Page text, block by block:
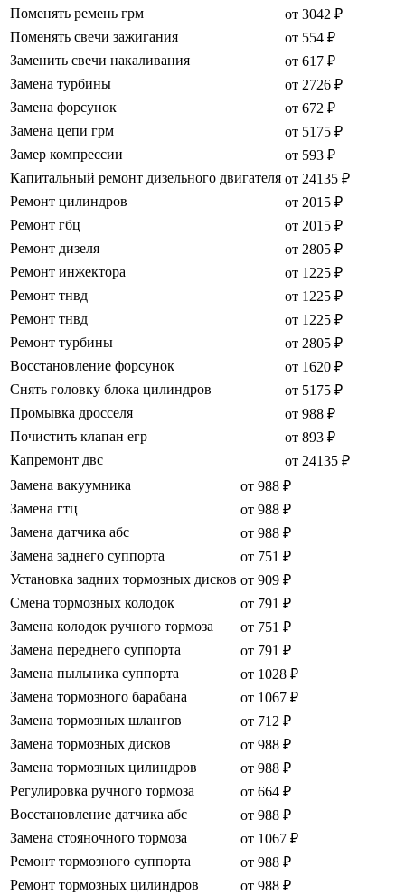
Поменять ремень грм
от 3042 ₽
Поменять свечи зажигания
от 554 ₽
Заменить свечи накаливания
от 617 ₽
Замена турбины
от 2726 ₽
Замена форсунок
от 672 ₽
Замена цепи грм
от 5175 ₽
Замер компрессии
от 593 ₽
Капитальный ремонт дизельного двигателя от 24135 ₽
Ремонт цилиндров
от 2015 ₽
Ремонт гбц
от 2015 ₽
Ремонт дизеля
от 2805 ₽
Ремонт инжектора
от 1225 ₽
Ремонт тнвд
от 1225 ₽
Ремонт тнвд
от 1225 ₽
Ремонт турбины
от 2805 ₽
Восстановление форсунок
от 1620 ₽
Снять головку блока цилиндров
от 5175 ₽
Промывка дросселя
от 988 ₽
Почистить клапан егр
от 893 ₽
Капремонт двс
от 24135 ₽
Замена вакуумника
от 988 ₽
Замена гтц
от 988 ₽
Замена датчика абс
от 988 ₽
Замена заднего суппорта
от 751 ₽
Установка задних тормозных дисков от 909 ₽
Смена тормозных колодок
от 791 ₽
Замена колодок ручного тормоза
от 751 ₽
Замена переднего суппорта
от 791 ₽
Замена пыльника суппорта
от 1028 ₽
Замена тормозного барабана
от 1067 ₽
Замена тормозных шлангов
от 712 ₽
Замена тормозных дисков
от 988 ₽
Замена тормозных цилиндров
от 988 ₽
Регулировка ручного тормоза
от 664 ₽
Восстановление датчика абс
от 988 ₽
Замена стояночного тормоза
от 1067 ₽
Ремонт тормозного суппорта
от 988 ₽
Ремонт тормозных цилиндров
от 988 ₽